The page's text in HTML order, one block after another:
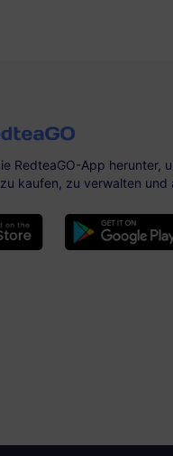
RedteaGO-App herunter,
kaufen, zu verwalten und